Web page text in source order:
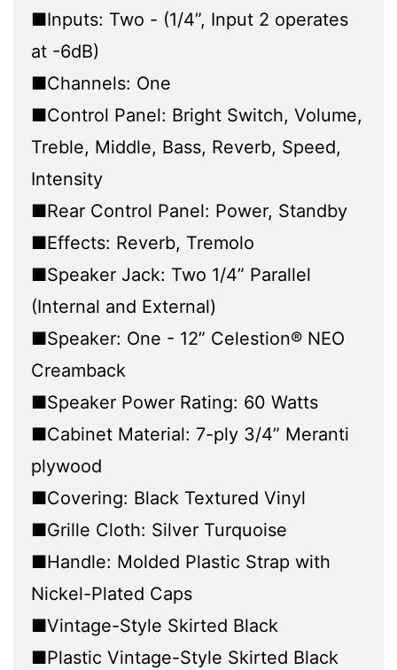
■Inputs: Two - (1/4”, Input 2 operates
at -6dB)
■Channels: One
■Control Panel: Bright Switch, Volume,
Treble, Middle, Bass, Reverb, Speed,
Intensity
■Rear Control Panel: Power, Standby
■Effects: Reverb, Tremolo
■Speaker Jack: Two 1/4” Parallel
(Internal and External)
■Speaker: One - 12” Celestion® NEO
Creamback
■Speaker Power Rating: 60 Watts
■Cabinet Material: 7-ply 3/4” Meranti
plywood
■Covering: Black Textured Vinyl
■Grille Cloth: Silver Turquoise
■Handle: Molded Plastic Strap with
Nickel-Plated Caps
■Vintage-Style Skirted Black
■Plastic Vintage-Style Skirted Black